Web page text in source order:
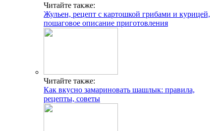
Читайте также:
Жульен, рецепт с картошкой грибами и курицей,
пошаговое описание приготовления
Читайте также:
Как вкусно замариновать шашлык: правила,
рецепты, советы